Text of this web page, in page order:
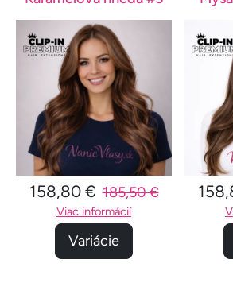
158,80 € 185,50 €
Viac informácií
Variácie